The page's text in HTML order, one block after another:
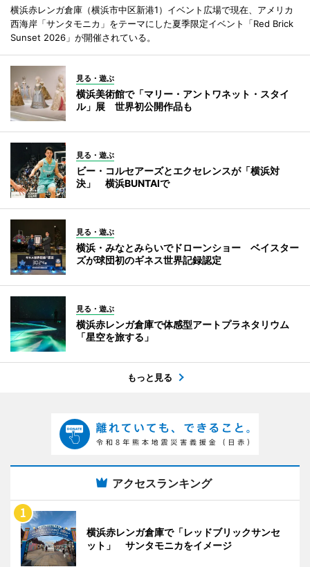
横浜赤レンガ倉庫（横浜市中区新港1）イベント広場で現在、アメリカ
西海岸「サンタモニカ」をテーマにした夏季限定イベント「Red Brick
Sunset 2026」が開催されている。
見る・遊ぶ
横浜美術館で「マリー・アントワネット・スタイ
ル」展 世界初公開作品も
見る・遊ぶ
ビー・コルセアーズとエクセレンスが「横浜対
決」 横浜BUNTAIで
見る・遊ぶ
横浜・みなとみらいでドローンショー ベイスター
ズが球団初のギネス世界記録認定
見る・遊ぶ
横浜赤レンガ倉庫で体感型アートプラネタリウム
「星空を旅する」
もっと見る
アクセスランキング
横浜赤レンガ倉庫で「レッドブリックサンセ
ット」 サンタモニカをイメージ